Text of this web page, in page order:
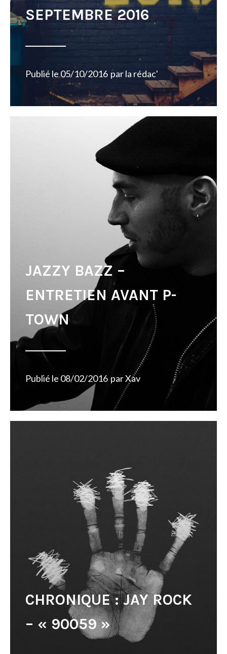
SEPTEMBRE 2016
Publié le05/10/2016 parla rédac'
JAZZY BAZZ –
ENTRETIEN AVANT P-
TOWN
Publié le 08/02/2016 parXav
CHRONIQUE : JAY ROCK
– « 90059 »